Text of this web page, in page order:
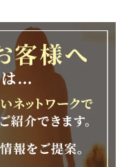
させて頂きま
卒ご理解の程